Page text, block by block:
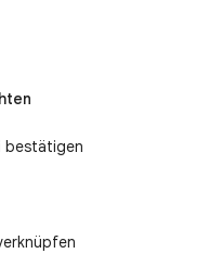
bestätigen